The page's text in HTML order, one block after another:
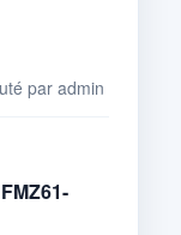
par admin